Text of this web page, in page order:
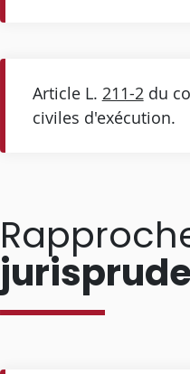
Article L. 211-2du
civiles d'exécution.